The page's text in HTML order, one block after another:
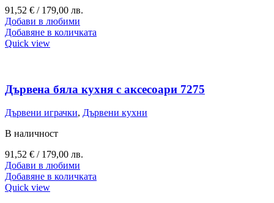
91,52 € / 179,00 лв.
Добави в любими
Добавяне в количката
Quick view
Дървена бяла кухня с аксесоари 7275
Дървени играчки, Дървени кухни
В наличност
91,52 € / 179,00 лв.
Добави в любими
Добавяне в количката
Quick view